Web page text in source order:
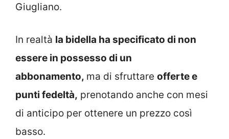
Giugliano.
In realtà la bidella ha specificato di non
essere in possesso di un
abbonamento, ma di sfruttare offerte e
punti fedeltà, prenotando anche con mesi
di anticipo per ottenere un prezzo così
basso.